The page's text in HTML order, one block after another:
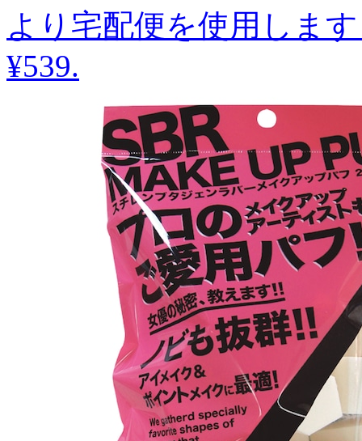
より宅配便を使用しま
¥539.